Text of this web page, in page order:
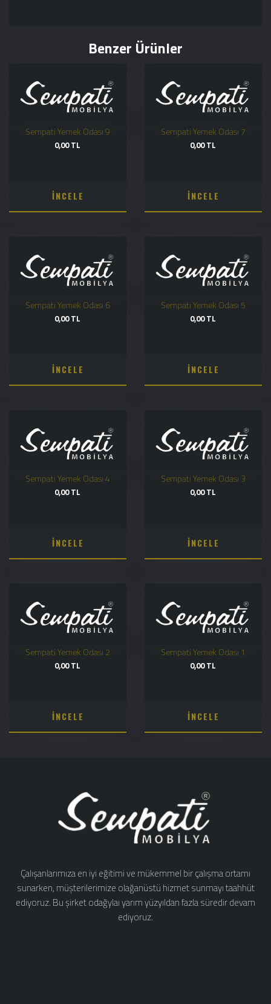
Benzer Ürünler
Sempati Yemek Odası 9
0,00 TL
İNCELE
Sempati Yemek Odası 7
0,00 TL
İNCELE
Sempati Yemek Odası 6
0,00 TL
İNCELE
Sempati Yemek Odası 5
0,00 TL
İNCELE
Sempati Yemek Odası 4
0,00 TL
İNCELE
Sempati Yemek Odası 3
0,00 TL
İNCELE
Sempati Yemek Odası 2
0,00 TL
İNCELE
Sempati Yemek Odası 1
0,00 TL
İNCELE
Çalışanlarımıza en iyi eğitimi ve mükemmel bir çalışma ortamı
sunarken, müşterilerimize olağanüstü hizmet sunmayı taahhüt
ediyoruz. Bu şirket odağylaı yarım yüzyıldan fazla süredir devam
ediyoruz.